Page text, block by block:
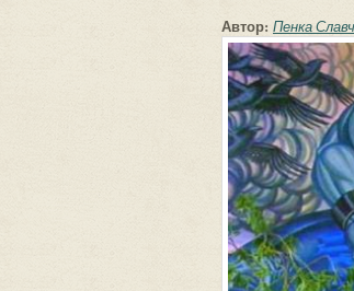
Автор: Пенка